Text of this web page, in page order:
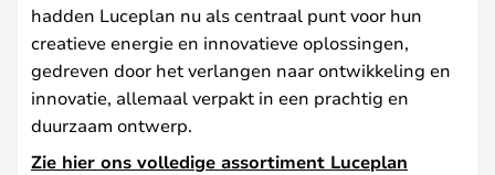
hadden Luceplan nu als centraal punt voor hun
creatieve energie en innovatieve oplossingen,
gedreven door het verlangen naar ontwikkeling en
innovatie, allemaal verpakt in een prachtig en
duurzaam ontwerp.
Zie hier ons volledige assortiment Luceplan